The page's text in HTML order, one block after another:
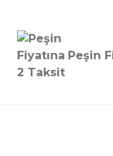
Peşin